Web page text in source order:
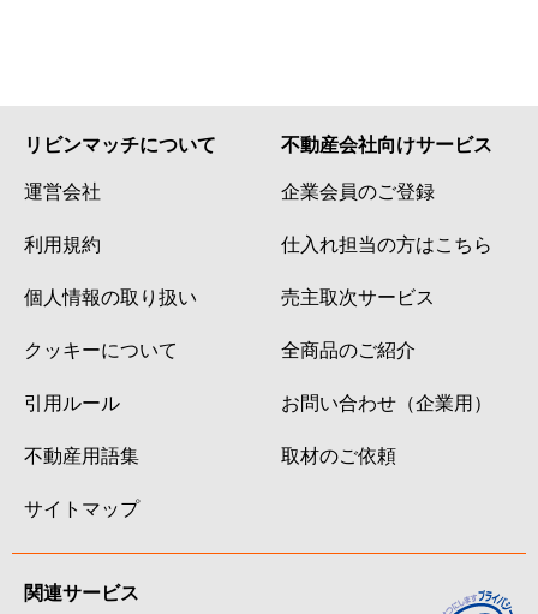
リビンマッチについて
運営会社
利用規約
個人情報の取り扱い
クッキーについて
引用ルール
不動産用語集
サイトマップ
不動産会社向けサービス
企業会員のご登録
仕入れ担当の方はこちら
売主取次サービス
全商品のご紹介
お問い合わせ（企業用）
取材のご依頼
関連サービス